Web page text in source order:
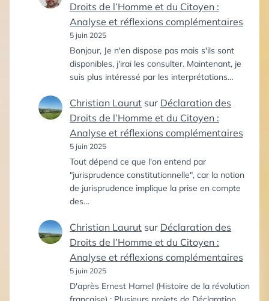
Droits de l’Homme et du Citoyen :
Analyse et réflexions complémentaires
5 juin 2025
Bonjour, Je n'en dispose pas mais s'ils sont
disponibles, j'irai les consulter. Maintenant, je
suis plus intéressé par les interprétations…
Christian Laurut sur Déclaration des
Droits de l’Homme et du Citoyen :
Analyse et réflexions complémentaires
5 juin 2025
Tout dépend ce que l'on entend par
"jurisprudence constitutionnelle", car la notion
de jurisprudence implique la prise en compte
des…
Christian Laurut sur Déclaration des
Droits de l’Homme et du Citoyen :
Analyse et réflexions complémentaires
5 juin 2025
D'après Ernest Hamel (Histoire de la révolution